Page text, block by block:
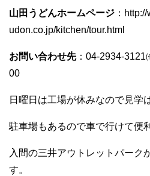
山田うどんホームページ ：
udon.co.jp/kitchen/tour.html
お問い合わせ先：04-2934-
00
日曜日は工場が休みなので見学
駐車場もあるので車で行けて便
入間の三井アウトレットパーク
す。